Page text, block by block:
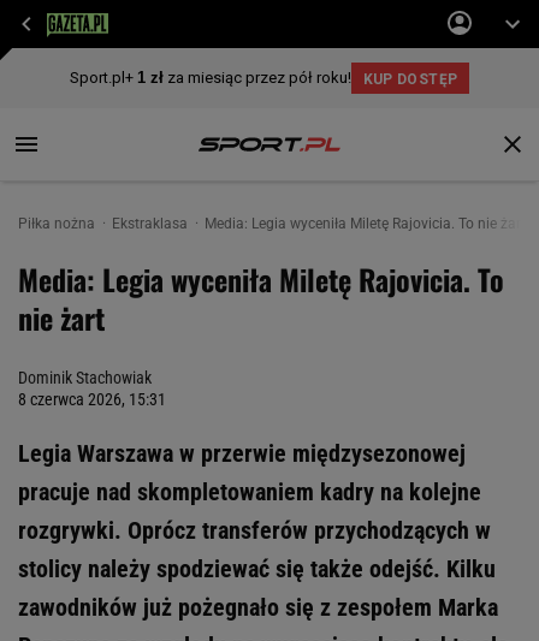
Piłka nożna Ekstraklasa Media: Legia wyceniła Miletę Rajovicia. To nie żart
Media: Legia wyceniła Miletę Rajovicia. To
nie żart
Dominik Stachowiak
8 czerwca 2026, 15:31
Legia Warszawa w przerwie międzysezonowej
pracuje nad skompletowaniem kadry na kolejne
rozgrywki. Oprócz transferów przychodzących w
stolicy należy spodziewać się także odejść. Kilku
zawodników już pożegnało się z zespołem Marka